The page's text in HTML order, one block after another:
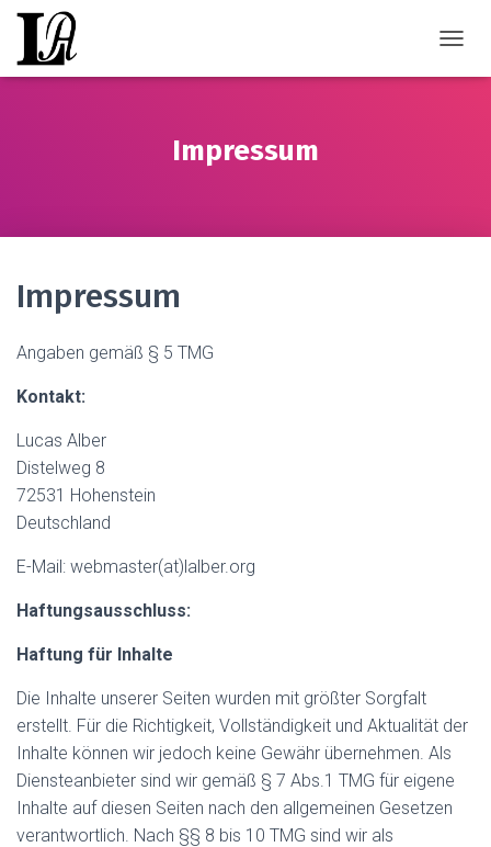
Impressum
Impressum
Angaben gemäß § 5 TMG
Kontakt:
Lucas Alber
Distelweg 8
72531 Hohenstein
Deutschland
E-Mail: webmaster(at)lalber.org
Haftungsausschluss:
Haftung für Inhalte
Die Inhalte unserer Seiten wurden mit größter Sorgfalt
erstellt. Für die Richtigkeit, Vollständigkeit und Aktualität der
Inhalte können wir jedoch keine Gewähr übernehmen. Als
Diensteanbieter sind wir gemäß § 7 Abs.1 TMG für eigene
Inhalte auf diesen Seiten nach den allgemeinen Gesetzen
verantwortlich. Nach §§ 8 bis 10 TMG sind wir als